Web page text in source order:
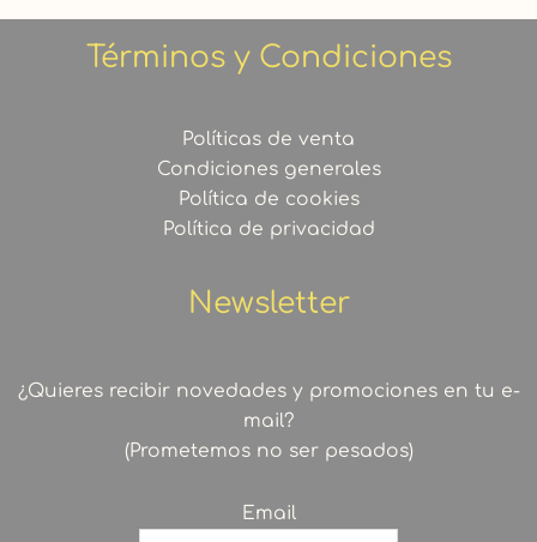
Términos y Condiciones
Políticas de venta
Condiciones generales
Política de cookies
Política de privacidad
Newsletter
¿Quieres recibir novedades y promociones en tu e-
mail?
(Prometemos no ser pesados)
Email